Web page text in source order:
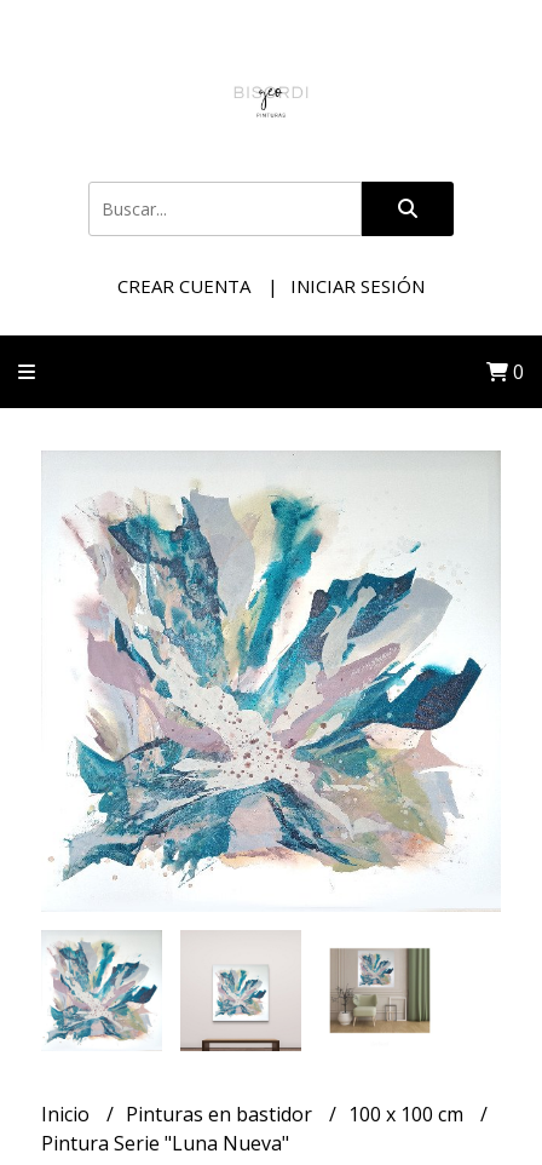
CREAR CUENTA INICIAR SESIÓN
0
Inicio Pinturas en bastidor
100 x 100 cm
Pintura Serie "Luna Nueva"